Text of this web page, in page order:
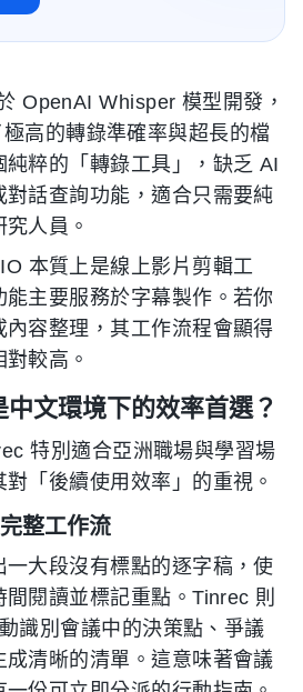
OpenAI Whisper 模型開發，
高的轉錄準確率與超長的檔
純粹的「轉錄工具」，缺乏 AI
話查詢功能，適合只需要純
人員。
本質上是線上影片剪輯工
能主要服務於字幕製作。若你
內容整理，其工作流程會顯得
較高。
文環境下的效率首選？
特別適合亞洲職場與學習場
「後續使用效率」的重視。
整工作流
大段沒有標點的逐字稿，使
閱讀並標記重點。Tinrec 則
識別會議中的決策點、爭議
成清晰的清單。這意味著會議